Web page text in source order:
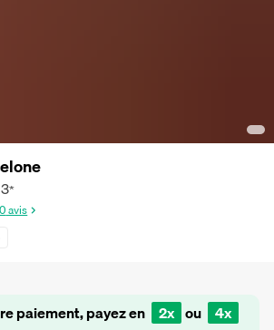
3*
avis
paiement, payez en 2x ou 4x